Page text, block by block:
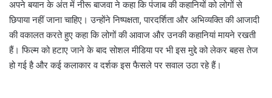
अपने बयान के अंत में नीरू बाजवा ने कहा कि पंजाब की कहानियों को लोगों से
छिपाया नहीं जाना चाहिए। उन्होंने निष्पक्षता, पारदर्शिता और अभिव्यक्ति की आजादी
की वकालत करते हुए कहा कि लोगों की आवाज और उनकी कहानियां मायने रखती
हैं। फिल्म को हटाए जाने के बाद सोशल मीडिया पर भी इस मुद्दे को लेकर बहस तेज
हो गई है और कई कलाकार व दर्शक इस फैसले पर सवाल उठा रहे हैं।